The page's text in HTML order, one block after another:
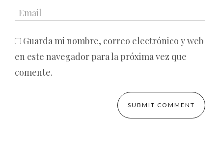
Guarda mi nombre, correo electrónico y web
en este navegador para la próxima vez que
comente.